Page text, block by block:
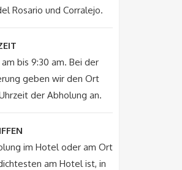
Rosario und Corralejo.
am bis 9:30 am. Bei der
geben wir den Ort
der Abholung an.
im Hotel oder am Ort
am Hotel ist, in